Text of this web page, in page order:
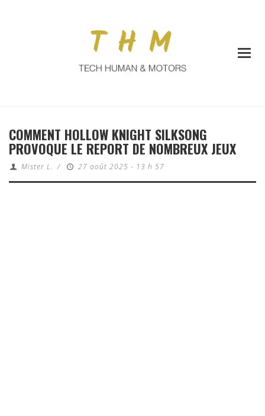
COMMENT HOLLOW KNIGHT SILKSONG
PROVOQUE LE REPORT DE NOMBREUX JEUX
Mister L. / 27 août 2025 - 13 h 57